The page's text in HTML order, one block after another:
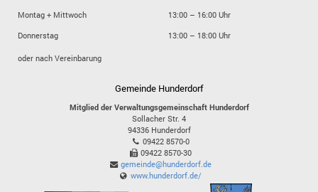
Montag + Mittwoch
13:00 – 16:00 Uhr
Donnerstag
13:00 – 18:00 Uhr
oder nach Vereinbarung
Gemeinde Hunderdorf
Mitglied der Verwaltungsgemeinschaft Hunderdorf
Sollacher Str. 4
94336 Hunderdorf
09422 8570-0
09422 8570-30
gemeinde@hunderdorf.de
www.hunderdorf.de/